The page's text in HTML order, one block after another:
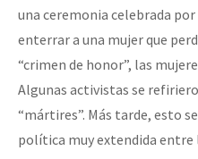
una ceremonia celebrada
enterrar a una mujer que
“crimen de honor”, las
Algunas activistas se
“mártires”. Más tarde, esto
política muy extendida entre